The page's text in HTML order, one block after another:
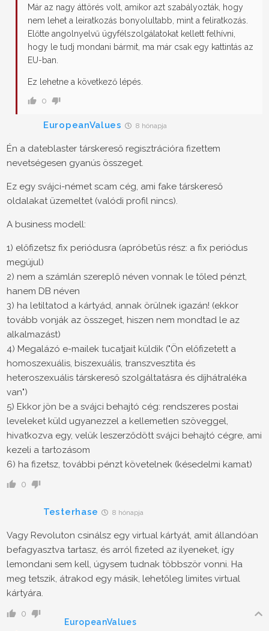
Már az nagy áttörés volt, amikor azt szabályozták, hogy
nem lehet a leiratkozás bonyolultabb, mint a feliratkozás.
Előtte angolnyelvű ügyfélszolgálatokat kellett felhívni,
hogy le tudj mondani bármit, ma már csak egy kattintás az
EU-ban.
Ez lehetne a következő lépés.
0
EuropeanValues 8 hónapja
Én a dateblaster társkereső regisztrációra fizettem
nevetségesen gyanús összeget.
Ez egy svájci-német scam cég, ami fake társkereső
oldalakat üzemeltet (valódi profil nincs).
A business modell:
1) előfizetsz fix periódusra (apróbetűs rész: a fix periódus
megújul)
2) nem a számlán szereplő néven vonnak le tőled pénzt,
hanem DB néven
3) ha letiltatod a kártyád, annak örülnek igazán! (ekkor
tovább vonják az összeget, hiszen nem mondtad le az
alkalmazást)
4) Megalázó e-mailek tucatjait küldik ("Ön előfizetett a
homoszexuális, biszexuális, transzvesztita és
heteroszexuális társkereső szolgáltatásra és díjhátraléka
van")
5) Ekkor jön be a svájci behajtó cég: rendszeres postai
leveleket küld ugyanezzel a kellemetlen szöveggel,
hivatkozva egy, velük leszerződött svájci behajtó cégre, ami
kezeli a tartozásom
6) ha fizetsz, további pénzt követelnek (késedelmi kamat)
0
Testerhase 8 hónapja
Vagy Revoluton csinálsz egy virtual kártyát, amit állandóan
befagyasztva tartasz, és arról fizeted az ilyeneket, így
lemondani sem kell, úgysem tudnak többször vonni. Ha
meg tetszik, átrakod egy másik, lehetőleg limites virtual
kártyára.
0
EuropeanValues